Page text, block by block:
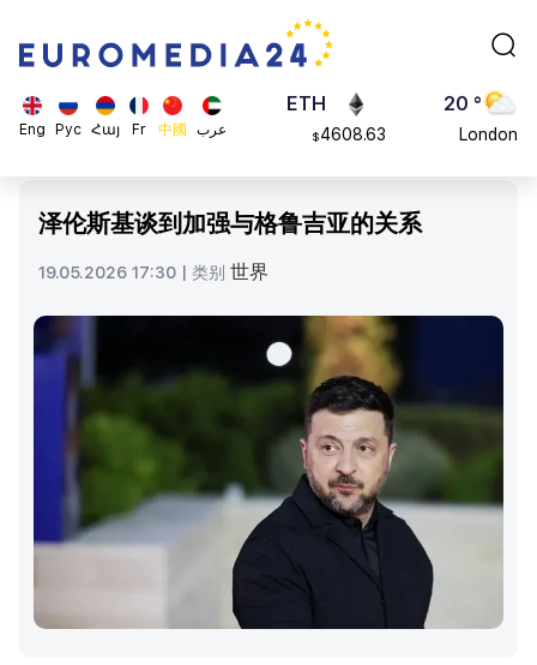
Eng Рус Հայ Fr 中國 عرب
ADA
0.868816
ETH
$4608.63
20 °
London
Rome
泽伦斯基谈到加强与格鲁吉亚的关系
19.05.2026 17:30 | 类别 世界